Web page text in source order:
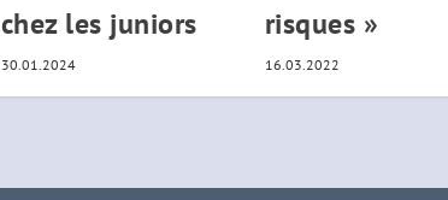
chez les juniors
30.01.2024
risques »
16.03.2022